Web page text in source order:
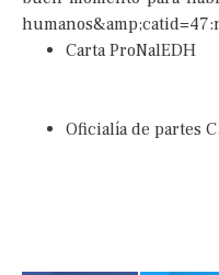
Carta ProNalEDH
Oficialía de partes